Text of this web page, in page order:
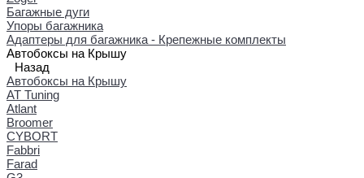
Багажные дуги
Упоры багажника
Адаптеры для багажника - Крепежные комплекты
Автобоксы на Крышу
Назад
Автобоксы на Крышу
AT Tuning
Atlant
Broomer
CYBORT
Fabbri
Farad